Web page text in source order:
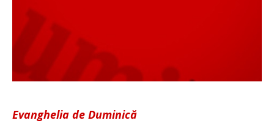
Evanghelia de Duminică